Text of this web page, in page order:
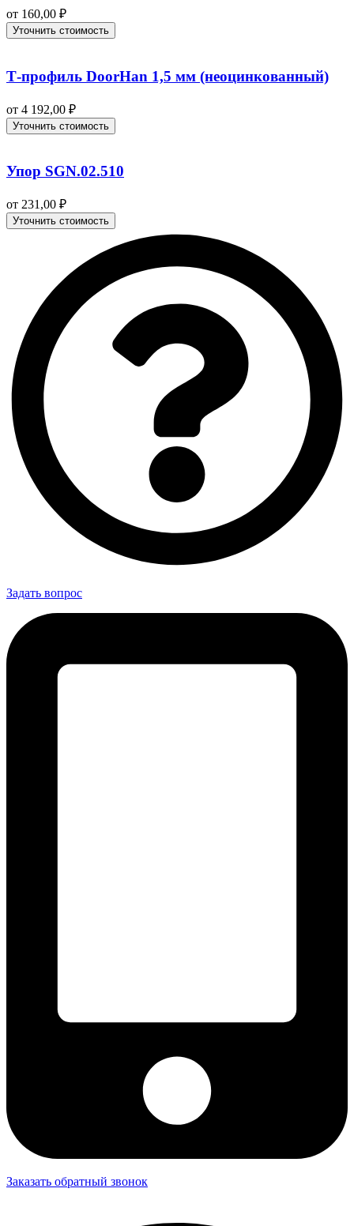
от 160,00 ₽
Уточнить стоимость
Т-профиль DoorHan 1,5 мм (неоцинкованный)
от 4 192,00 ₽
Уточнить стоимость
Упор SGN.02.510
от 231,00 ₽
Уточнить стоимость
Задать вопрос
Заказать обратный звонок